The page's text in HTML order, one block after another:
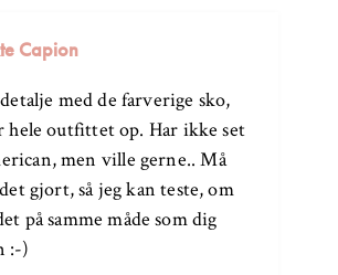
Capion
med de farverige sko,
hele outfittet op. Har ikke set
men ville gerne.. Må
gjort, så jeg kan teste, om
på samme måde som dig
:-)